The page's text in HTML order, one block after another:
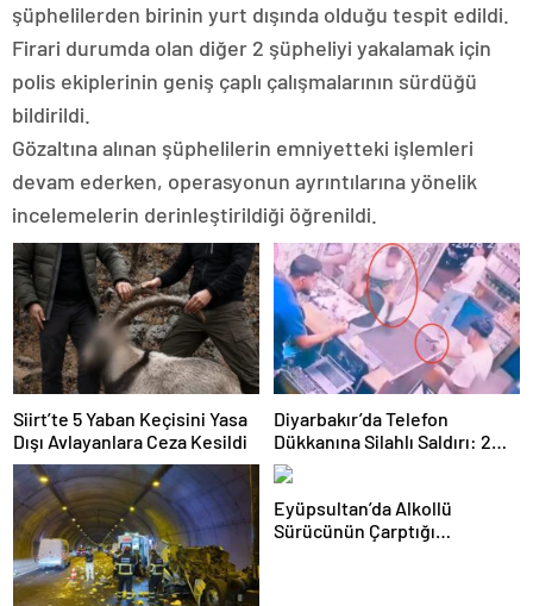
şüphelilerden birinin yurt dışında olduğu tespit edildi.
Firari durumda olan diğer 2 şüpheliyi yakalamak için
polis ekiplerinin geniş çaplı çalışmalarının sürdüğü
bildirildi.
Gözaltına alınan şüphelilerin emniyetteki işlemleri
devam ederken, operasyonun ayrıntılarına yönelik
incelemelerin derinleştirildiği öğrenildi.
Siirt’te 5 Yaban Keçisini Yasa
Dışı Avlayanlara Ceza Kesildi
Diyarbakır’da Telefon
Dükkanına Silahlı Saldırı: 2
Kişiyi Yaralayan Şüpheli
Tutuklandı
Eyüpsultan’da Alkollü
Sürücünün Çarptığı